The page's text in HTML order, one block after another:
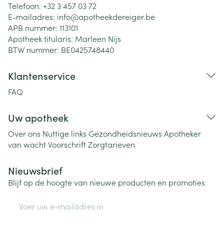
Telefoon: +32 3 457 03 72
E-mailadres: info@apotheekdereiger.be
APB nummer: 113101
Apotheek titularis: Marleen Nijs
BTW nummer: BE0425748440
Klantenservice
FAQ
Uw apotheek
Over ons Nuttige links Gezondheidsnieuws Apotheker
van wachtVoorschriftZorgtarieven
Nieuwsbrief
Blijf op de hoogte van nieuwe producten en promoties